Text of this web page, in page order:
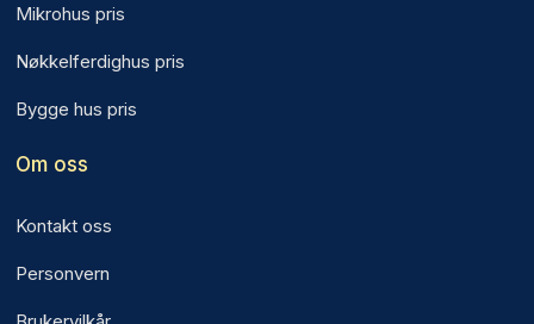
Mikrohus pris
Nøkkelferdighus pris
Bygge hus pris
Om oss
Kontakt oss
Personvern